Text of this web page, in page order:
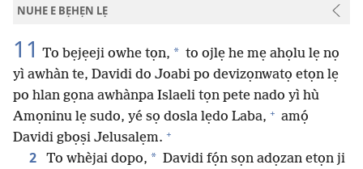
NUHE E BẸHẸN LẸ
11 To bẹjẹeji owhe tọn, * to ojlẹ he mẹ ahọlu lẹ nọ
yì awhàn te, Davidi do Joabi po devizọnwatọ etọn lẹ
po hlan gọna awhànpa Islaeli tọn pete nado yì hù
Amọninu lẹ sudo, yé sọ dosla lẹdo Laba, + amọ́
Davidi gbọṣi Jelusalẹm. +
2 To whèjai dopo, * Davidi fọ́n sọn adọzan etọn ji